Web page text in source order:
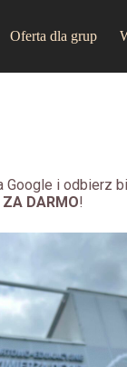
Oferta dla grup
Google i odbierz
ZA DARMO!